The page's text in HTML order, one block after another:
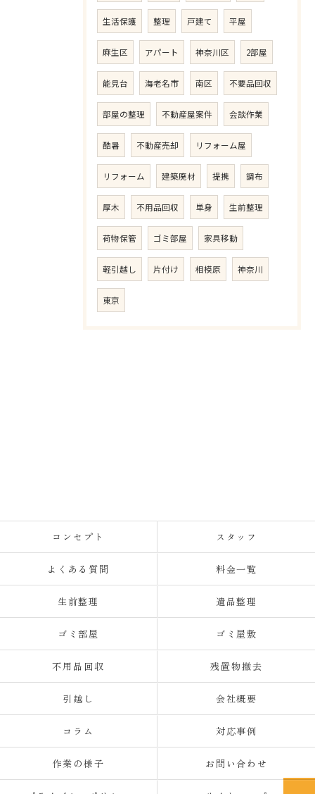
生活保護 整理 戸建て 平屋
麻生区 アパート 神奈川区 2部屋
能見台 海老名市 南区 不要品回収
部屋の整理 不動産屋案件 会談作業
酷暑 不動産売却 リフォーム屋
リフォーム 建築廃材 提携 調布
厚木 不用品回収 単身 生前整理
荷物保管 ゴミ部屋 家具移動
軽引越し 片付け 相模原 神奈川
東京
コンセプト スタッフ
よくある質問 料金一覧
生前整理 遺品整理
ゴミ部屋 ゴミ屋敷
不用品回収 残置物撤去
引越し 会社概要
コラム 対応事例
作業の様子 お問い合わせ